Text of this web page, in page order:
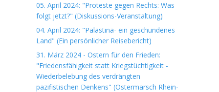
05. April 2024: "Proteste gegen Rechts: Was
folgt jetzt?" (Diskussions-Veranstaltung)
04. April 2024: "Palästina- ein geschundenes
Land" (Ein persönlicher Reisebericht)
31. März 2024 - Ostern für den Frieden:
"Friedensfähigkeit statt Kriegstüchtigkeit -
Wiederbelebung des verdrängten
pazifistischen Denkens" (Ostermarsch Rhein-